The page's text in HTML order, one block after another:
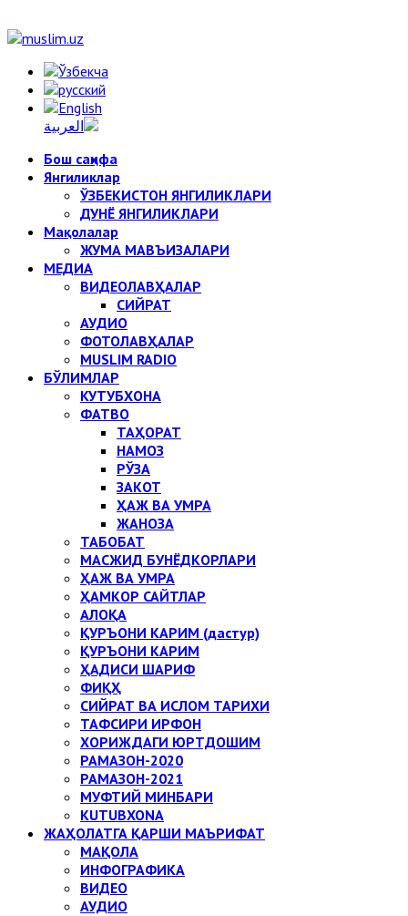
Бош саҳифа
Янгиликлар
ЎЗБЕКИСТОН ЯНГИЛИКЛАРИ
ДУНЁ ЯНГИЛИКЛАРИ
Мақолалар
ЖУМА МАВЪИЗАЛАРИ
МЕДИА
ВИДЕОЛАВҲАЛАР
СИЙРАТ
АУДИО
ФОТОЛАВҲАЛАР
MUSLIM RADIO
БЎЛИМЛАР
КУТУБХОНА
ФАТВО
ТАҲОРАТ
НАМОЗ
РЎЗА
ЗАКОТ
ҲАЖ ВА УМРА
ЖАНОЗА
ТАБОБАТ
МАСЖИД БУНЁДКОРЛАРИ
ҲАЖ ВА УМРА
ҲАМКОР САЙТЛАР
АЛОҚА
ҚУРЪОНИ КАРИМ (дастур)
ҚУРЪОНИ КАРИМ
ҲАДИСИ ШАРИФ
ФИҚҲ
СИЙРАТ ВА ИСЛОМ ТАРИХИ
ТАФСИРИ ИРФОН
ХОРИЖДАГИ ЮРТДОШИМ
РАМАЗОН-2020
РАМАЗОН-2021
МУФТИЙ МИНБАРИ
KUTUBXONA
ЖАҲОЛАТГА ҚАРШИ МАЪРИФАТ
МАҚОЛА
ИНФОГРАФИКА
ВИДЕО
АУДИО